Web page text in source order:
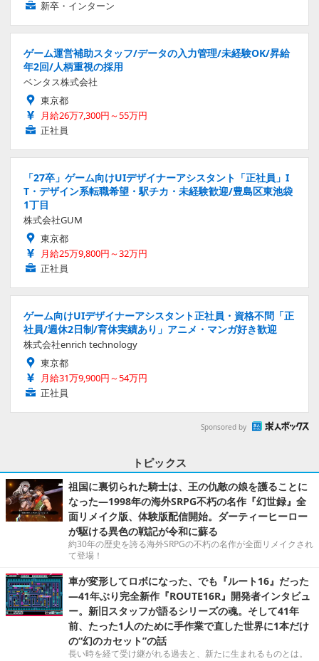
新卒・インターン
ゲーム運営補助スタッフ/データの入力管理/未経験OK/昇給
年2回/人柄重視の採用
ベンタス株式会社
東京都
月給26万7,300円～55万円
正社員
「27卒」ゲーム向けUIデザイナーアシスタント「正社員」I
T・デザイン系転職希望・駅チカ・未経験歓迎/豊島区東池袋
1丁目
株式会社GUM
東京都
月給25万9,800円～32万円
正社員
ゲーム向けUIデザイナーアシスタント正社員・資格不問「正
社員/週休2日制/育休実績あり」アニメ・マンガ好き歓迎
株式会社enrich technology
東京都
月給31万9,900円～54万円
正社員
Sponsored by
トピックス
祖国に裏切られた騎士は、王の仇敵の娘を護ることに
なった―1998年の海外SRPG不朽の名作『幻世録』全
面リメイク版、体験版配信開始。ダーティーヒーロー
が駆ける異色の戦記が令和に蘇る
約30年の歴史を誇る海外SRPGの不朽の名作が全面リメイクされ
て登場！
車が変形してロボになった、でも『ルート16』だった
―41年ぶり完全新作『ROUTE16R』開発者インタビュ
ー。新旧スタッフが語るシリーズの魂。そして41年
前、たった1人のために手作業で直した世界に1本だけ
の“幻のカセット”の話
長い時を経て受け継がれる過去と、新たに生まれるものとは。